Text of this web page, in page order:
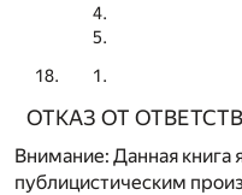
ОТКАЗ ОТ
Внимание: Данная книга
публицистическим